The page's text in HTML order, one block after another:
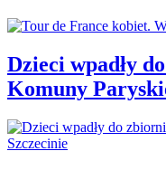
Dzieci wpadły
Komuny